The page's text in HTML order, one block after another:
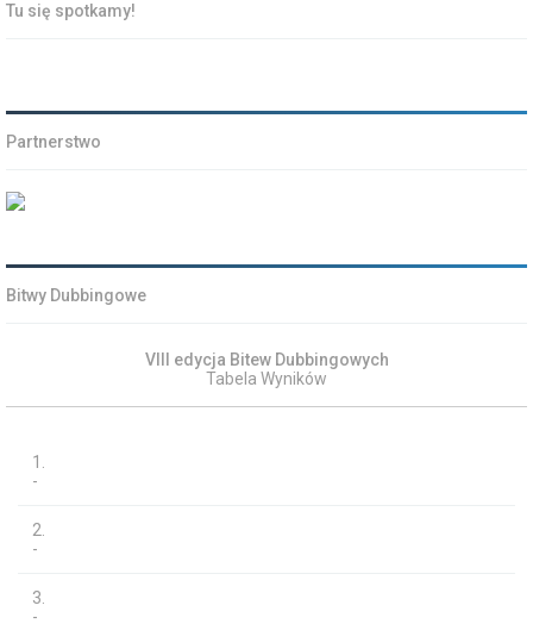
Tu się spotkamy!
Partnerstwo
Bitwy Dubbingowe
VIII edycja Bitew Dubbingowych
Tabela Wyników
1.
-
2.
-
3.
-